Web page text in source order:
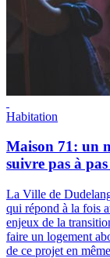
Habitation
Maison 71: un
suivre pas à
La Ville de
qui répond à la fois
enjeux de la
faire un logement
de ce projet en